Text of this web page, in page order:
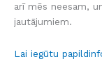
arī mēs neesam,
jautājumiem.
Lai iegūtu